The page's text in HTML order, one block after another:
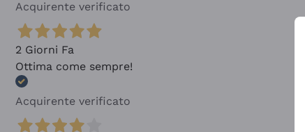
Acquirente verificato
2 Giorni Fa
Ottima come sempre!
Acquirente verificato